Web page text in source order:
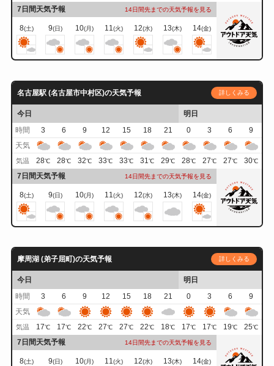
7日間天気予報 14日間先までの天気予報を見る
8(土) 9(日) 10(月) 11(火) 12(水) 13(木) 14(金)
名古屋駅 (名古屋市中村区)の天気予報 詳しくみる
今日
明日
時間
3 6 9 12 15 18 21 0 3 6
9
天気
気温 28℃ 28℃ 32℃ 33℃ 33℃ 31℃ 29℃ 28℃ 27℃ 27℃ 30℃
7日間天気予報 14日間先までの天気予報を見る
8(土) 9(日) 10(月) 11 (火) 12(水) 13(木) 14(金)
摩周湖 (弟子屈町)の天気予報 詳しくみる
今日
明日
時間
3 6 9 12 15 18 21 0 3 6
9
天気
気温 17℃ 17℃ 22℃ 27℃ 27℃ 22℃ 18℃ 17℃ 17℃ 19℃ 25℃
7日間天気予報 14日間先までの天気予報を見る
8(土) 9(日) 10(月) 11(火) 12(水) 13(木) 14(金)